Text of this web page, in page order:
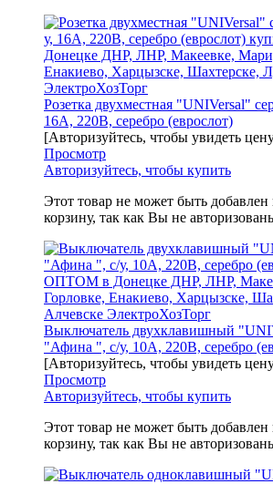
Розетка двухместная "UNIVersal"
16А, 220В, серебро (еврослот)
[Авторизуйтесь, чтобы увидеть
Просмотр
Авторизуйтесь, чтобы купить
Этот товар не может быть добавлен
корзину, так как Вы не
Выключатель двухклавишный
"Афина ", с/у, 10А, 220В, серебро
[Авторизуйтесь, чтобы увидеть
Просмотр
Авторизуйтесь, чтобы купить
Этот товар не может быть добавлен
корзину, так как Вы не